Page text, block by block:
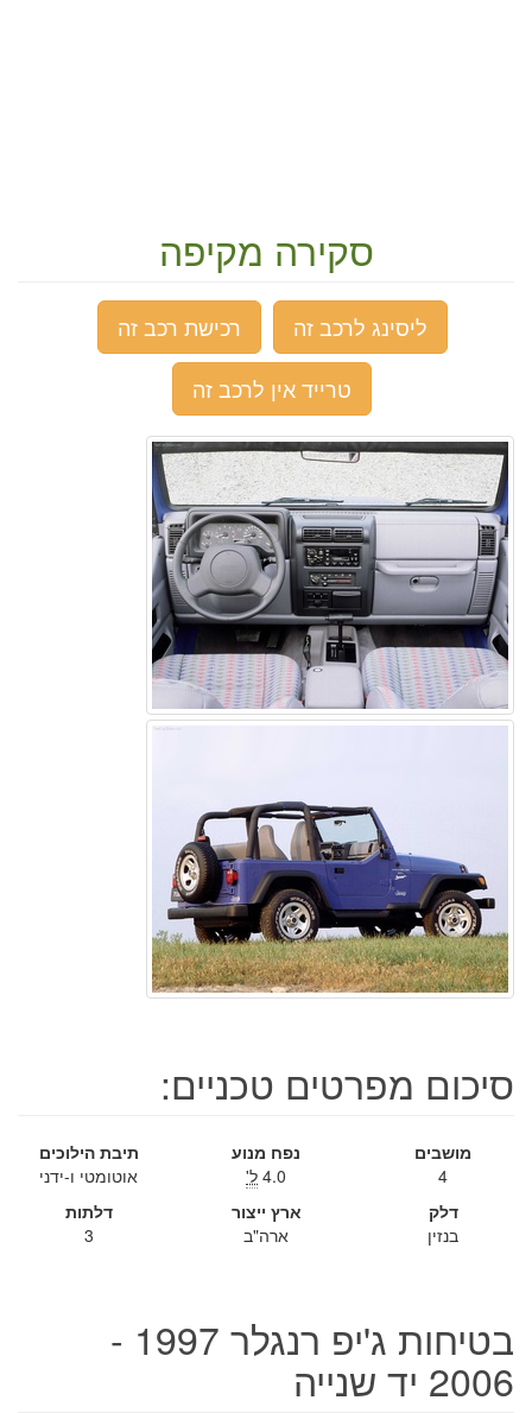
סקירה מקיפה
ליסינג לרכב זה
רכישת רכב זה
טרייד אין לרכב זה
סיכום מפרטים טכניים:
מושבים
4
נפח מנוע
4.0 ל'
תיבת הילוכים
אוטומטי ו-ידני
דלק
בנזין
ארץ ייצור
ארה"ב
דלתות
3
בטיחות ג'יפ רנגלר 1997 -
2006 יד שנייה